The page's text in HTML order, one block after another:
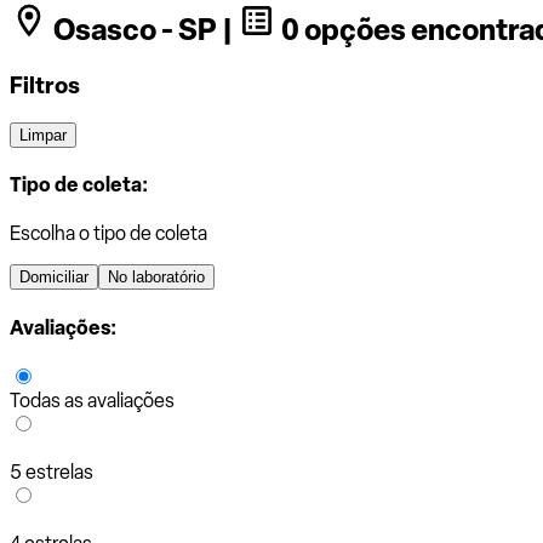
Osasco - SP | 0 opções
Filtros
Limpar
Tipo de coleta:
Escolha o tipo de coleta
Domiciliar No laboratório
Avaliações:
Todas as avaliações
5 estrelas